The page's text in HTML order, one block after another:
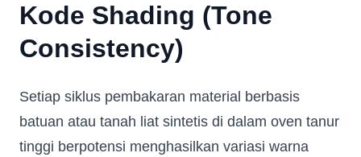
Kode Shading (Tone
Consistency)
Setiap siklus pembakaran material berbasis
batuan atau tanah liat sintetis di dalam oven tanur
tinggi berpotensi menghasilkan variasi warna